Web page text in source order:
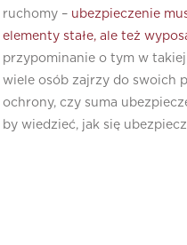
ruchomy – ubezpieczenie
elementy stałe, ale też
przypominanie o tym w
wiele osób zajrzy do swoich
ochrony, czy suma
by wiedzieć, jak się